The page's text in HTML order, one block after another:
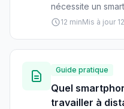
nécessite un
les critères
une qualité
12 minMis à jour
Guide pratique
Quel
travailler à